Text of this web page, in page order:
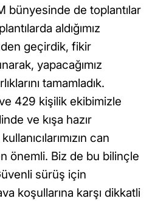
bünyesinde de toplantılar
aldığımız
geçirdik, fikir
yapacağımız
tamamladık.
429 kişilik ekibimizle
ve kışa hazır
can
önemli. Biz de bu bilinçle
sürüş için
koşullarına karşı dikkatli